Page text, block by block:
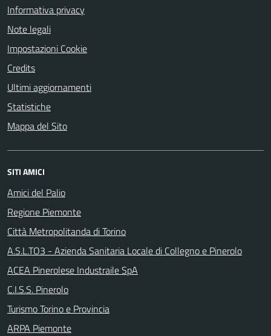
Informativa privacy
Note legali
Impostazioni Cookie
Credits
Ultimi aggiornamenti
Statistiche
Mappa del Sito
SITI AMICI
Amici del Palio
Regione Piemonte
Città Metropolitanda di Torino
A.S.L.TO3 - Azienda Sanitaria Locale di Collegno e Pinerolo
ACEA Pinerolese Industraile SpA
C.I.S.S. Pinerolo
Turismo Torino e Provincia
ARPA Piemonte